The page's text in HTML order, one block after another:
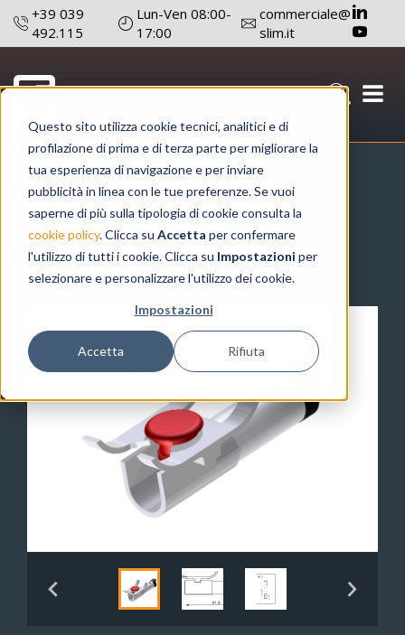
Questo sito utilizza cookie tecnici, analitici e di
profilazione di prima e di terza parte per migliorare la
tua esperienza di navigazione e per inviare
pubblicità in linea con le tue preferenze. Se vuoi
saperne di più sulla tipologia di cookie consulta la
cookie policy. Clicca su Accetta per confermare
l'utilizzo di tutti i cookie. Clicca su Impostazioni per
selezionare e personalizzare l'utilizzo dei cookie.
Impostazioni
Accetta Rifiuta
+39 039
492.115
Lun-Ven 08:00-
17:00
commerciale@
slim.it
SEGNALATORE
LUMINOSO
FQ/RL
catalogo prodotti
segnalatori luminosi
segnalatori per pannelli
serie fq (innesto rapido)